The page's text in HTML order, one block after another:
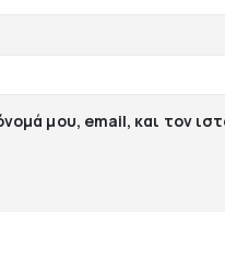
μου, email, και τον